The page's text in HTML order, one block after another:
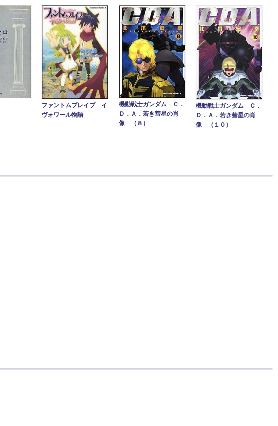
ファントムブレイブ イ
ヴォワール物語
機動戦士ガンダム Ｃ．
Ｄ．Ａ．若き彗星の肖
像 （８）
機動戦士ガンダム Ｃ．
Ｄ．Ａ．若き彗星の肖
像 （１０）